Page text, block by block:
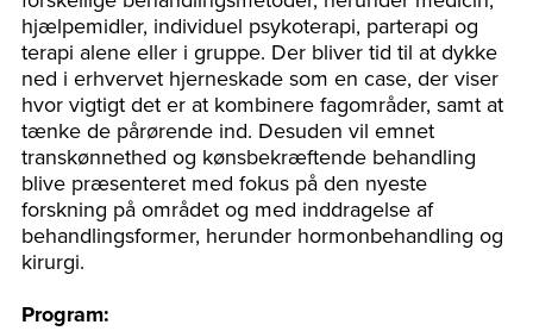
hjælpemidler, individuel psykoterapi, parterapi og
terapi alene eller i gruppe. Der bliver tid til at dykke
ned i erhvervet hjerneskade som en case, der viser
hvor vigtigt det er at kombinere fagområder, samt at
tænke de pårørende ind. Desuden vil emnet
transkønnethed og kønsbekræftende behandling
blive præsenteret med fokus på den nyeste
forskning på området og med inddragelse af
behandlingsformer, herunder hormonbehandling og
kirurgi.
Program: